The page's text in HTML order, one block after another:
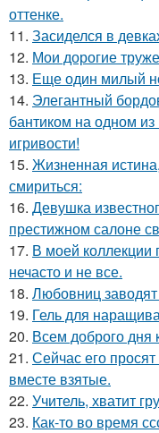
оттенке.
11. Засиделся в
12. Мои дорогие
13. Еще один милый
14. Элегантный
бантиком на одном из
игривости!
15. Жизненная
смириться:
16. Девушка
престижном салоне
17. В моей коллекции
нечасто и не все.
18. Любовниц
19. Гель для
20. Всем доброго дня
21. Сейчас его
вместе взятые.
22. Учитель, хватит
23. Как-то во время